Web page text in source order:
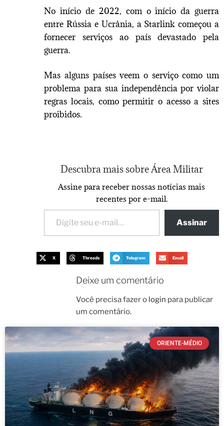
No início de 2022, com o início da guerra
entre Rússia e Ucrânia, a Starlink começou a
fornecer serviços ao país devastado pela
guerra.
Mas alguns países veem o serviço como um
problema para sua independência por violar
regras locais, como permitir o acesso a sites
proibidos.
Descubra mais sobre Área Militar
Assine para receber nossas notícias mais
recentes por e-mail.
Assinar
X Threads Telegram Email
Deixe um comentário
Você precisa fazer o login para publicar
um comentário.
ORIENTE-MÉDIO